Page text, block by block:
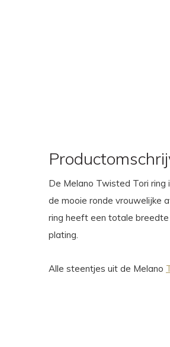
De Melano Twisted Tori ring
de mooie ronde vrouwelijke
ring heeft een totale breedte
plating.
Alle steentjes uit de Melano